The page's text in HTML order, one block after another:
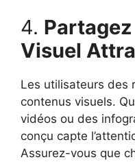
4.
Visuel
Les utilisateurs des
contenus visuels.
vidéos ou des
conçu capte
Assurez-vous que